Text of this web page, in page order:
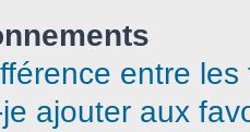
entre
ajouter aux